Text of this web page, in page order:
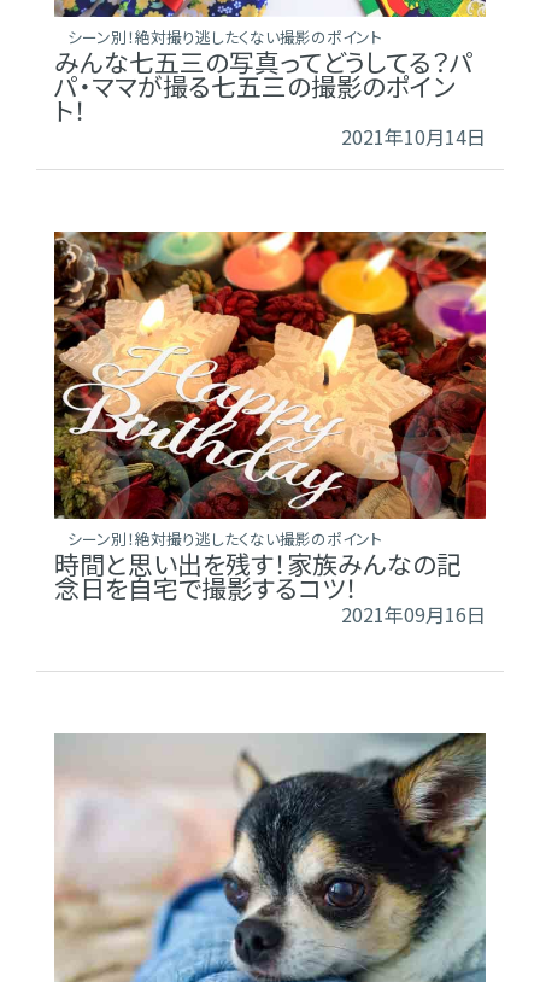
シーン別！絶対撮り逃したくない撮影のポイント
みんな七五三の写真ってどうしてる？パ
パ・ママが撮る七五三の撮影のポイン
ト！
2021年10月14日
シーン別！絶対撮り逃したくない撮影のポイント
時間と思い出を残す！家族みんなの記
念日を自宅で撮影するコツ！
2021年09月16日